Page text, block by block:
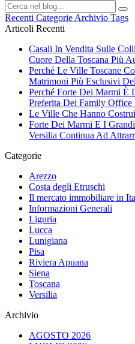
Recenti Categorie Archivio Tags
Articoli Recenti
Casali In Vendita Sulle
Cuore Della Toscana Più
Perché Le Ville Toscane
Matrimoni Più Esclusivi
Perché Forte Dei Marmi È
Preferita Dei Family Office
Le Ville Che Hanno
Forte Dei Marmi E I
Versilia Continua Ad
Categorie
Arezzo
Costa degli Etruschi
Il mercato immobiliare in
Informazioni Generali
Liguria
Lucca
Lunigiana
Pisa
Riviera Apuana
Siena
Toscana
Versilia
Archivio
AGOSTO 2026